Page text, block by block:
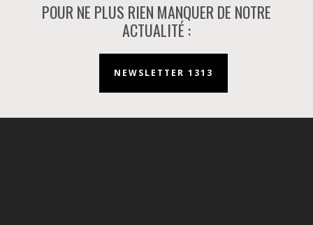
POUR NE PLUS RIEN MANQUER DE NOTRE
ACTUALITÉ :
NEWSLETTER 1313